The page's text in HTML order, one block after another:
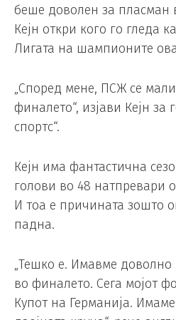
беше доволен за пласман
Кејн откри кого го гледа
Лигата на шампионите
„Според мене, ПСЖ се
финалето“, изјави Кејн за
спортс“.
Кејн има фантастична
голови во 48 натпревари
И тоа е причината зошто
падна.
„Тешко е. Имавме
во финалето. Сега мојот
Купот на Германија.